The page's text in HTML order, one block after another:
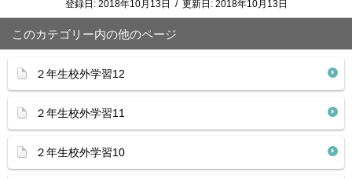
登録日: 2018年10月13日 / 更新日: 2018年10月13日
このカテゴリー内の他のページ
２年生校外学習12
２年生校外学習11
２年生校外学習10